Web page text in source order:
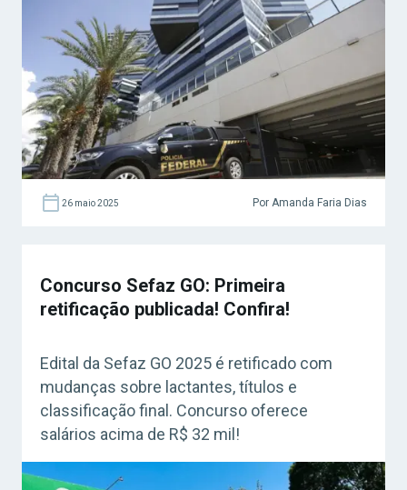
26 maio 2025 Por Amanda Faria Dias
Concurso Sefaz GO: Primeira
retificação publicada! Confira!
Edital da Sefaz GO 2025 é retificado com
mudanças sobre lactantes, títulos e
classificação final. Concurso oferece
salários acima de R$ 32 mil!